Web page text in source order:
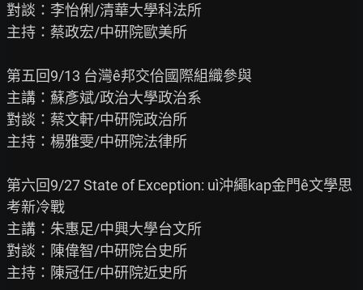
對談：李怡俐/清華大學科法所
主持：蔡政宏/中研院歐美所
第五回9/13 台灣ê邦交佮國際組織參與
主講：蘇彥斌/政治大學政治系
對談：蔡文軒/中研院政治所
主持：楊雅雯/中研院法律所
第六回9/27 State of Exception: uì沖繩kap金門ê文學思
考新冷戰
主講：朱惠足/中興大學台文所
對談：陳偉智/中研院台史所
主持：陳冠任/中研院近史所